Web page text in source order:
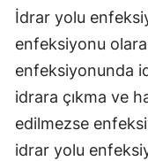
İdrar yolu
enfeksiyonu
enfeksiyonunda
idrara çıkma ve
edilmezse
idrar yolu